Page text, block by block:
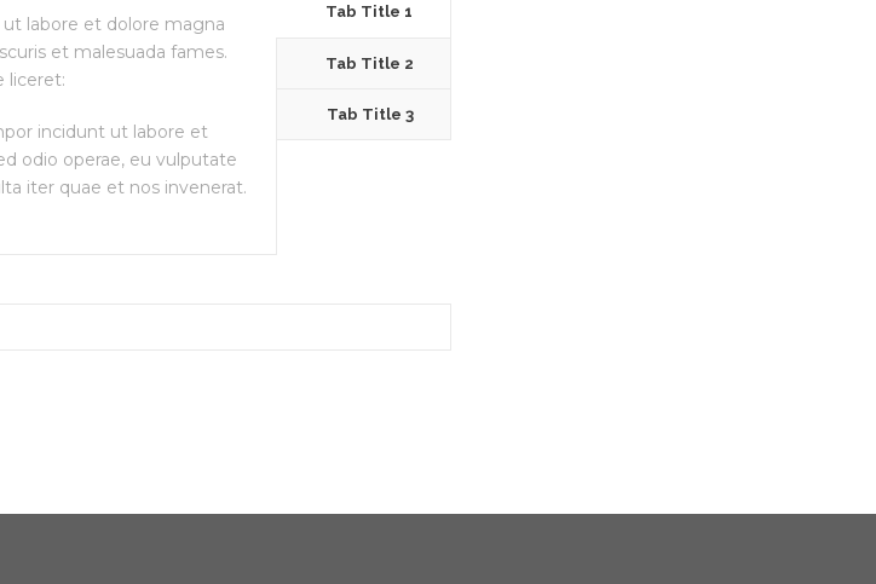
Tab Title 1
Tab Title 2
Tab Title 3
labore et dolore magna
et malesuada fames.
liceret:
incidunt ut labore et
odio operae, eu vulputate
iter quae et nos invenerat.